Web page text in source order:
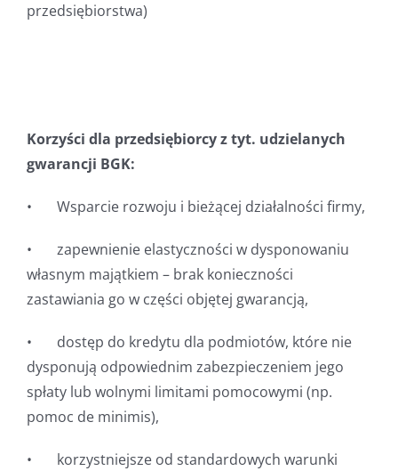
przedsiębiorstwa)
Korzyści dla przedsiębiorcy z tyt. udzielanych
gwarancji BGK:
• Wsparcie rozwoju i bieżącej działalności firmy,
• zapewnienie elastyczności w dysponowaniu
własnym majątkiem – brak konieczności
zastawiania go w części objętej gwarancją,
• dostęp do kredytu dla podmiotów, które nie
dysponują odpowiednim zabezpieczeniem jego
spłaty lub wolnymi limitami pomocowymi (np.
pomoc de minimis),
• korzystniejsze od standardowych warunki